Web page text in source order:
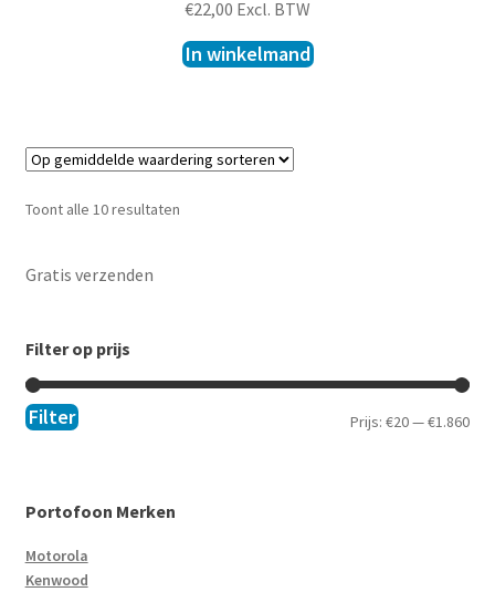
€22,00 Excl. BTW
In winkelmand
Toont alle 10 resultaten
Gratis verzenden
Filter op prijs
Filter Prijs:€20—€1.860
Portofoon Merken
Motorola
Kenwood